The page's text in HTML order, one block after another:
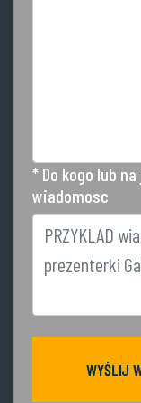
* Do kogo lub
wiadomosc
WYŚLIJ